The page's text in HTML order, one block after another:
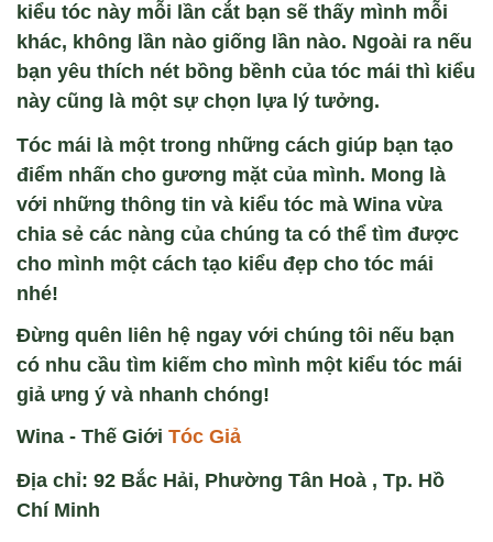
kiểu tóc này mỗi lần cắt bạn sẽ thấy mình mỗi
khác, không lần nào giống lần nào. Ngoài ra nếu
bạn yêu thích nét bồng bềnh của tóc mái thì kiểu
này cũng là một sự chọn lựa lý tưởng.
Tóc mái là một trong những cách giúp bạn tạo
điểm nhấn cho gương mặt của mình. Mong là
với những thông tin và kiểu tóc mà Wina vừa
chia sẻ các nàng của chúng ta có thể tìm được
cho mình một cách tạo kiểu đẹp cho tóc mái
nhé!
Đừng quên liên hệ ngay với chúng tôi nếu bạn
có nhu cầu tìm kiếm cho mình một kiểu tóc mái
giả ưng ý và nhanh chóng!
Wina - Thế Giới Tóc Giả
Địa chỉ: 92 Bắc Hải, Phường Tân Hoà , Tp. Hồ
Chí Minh